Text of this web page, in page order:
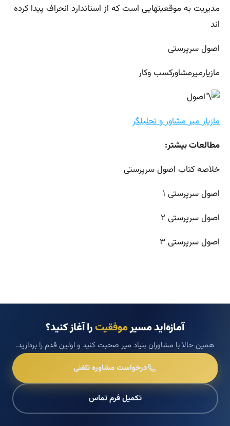
مدیریت به موقعیتهایی است که از استاندارد انحراف پیدا کرده
اند
اصول سرپرستی
مازیارمیرمشاورکسب وکار
مازیار میر مشاور و تحلیلگر
مطالعات بیشتر:
خلاصه کتاب اصول سرپرستی
اصول سرپرستی ۱
اصول سرپرستی ۲
اصول سرپرستی ۳
آمازه‌اید مسیرموفقیترا آغاز کنید؟
همین حالا با مشاوران بنیاد میر صحبت کنید و اولین قدم را بردارید.
درخواست مشاوره تلفنی
تکمیل فرم تماس